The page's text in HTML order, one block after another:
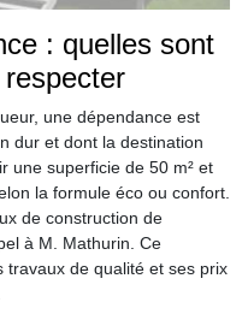
: quelles sont
une dépendance est
dur et dont la destination
une superficie de 50 m² et
la formule éco ou confort.
de construction de
à M. Mathurin. Ce
travaux de qualité et ses prix